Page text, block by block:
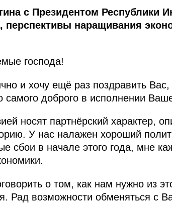
с Президентом Республики
наращивания
господа!
и хочу ещё раз поздравить Вас,
самого доброго в исполнении
носят партнёрский характер,
У нас налажен хороший
сбои в начале этого года, мне
о том, как нам нужно из
Рад возможности обменяться с